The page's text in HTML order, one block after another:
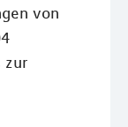
von
zur